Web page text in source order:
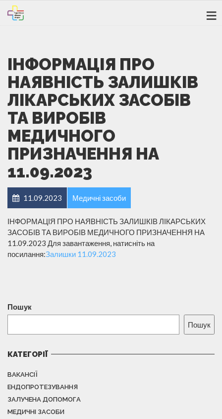
ІНФОРМАЦІЯ ПРО
НАЯВНІСТЬ ЗАЛИШКІВ
ЛІКАРСЬКИХ ЗАСОБІВ
ТА ВИРОБІВ
МЕДИЧНОГО
ПРИЗНАЧЕННЯ НА
11.09.2023
11.09.2023 Медичні засоби
ІНФОРМАЦІЯ ПРО НАЯВНІСТЬ ЗАЛИШКІВ ЛІКАРСЬКИХ
ЗАСОБІВ ТА ВИРОБІВ МЕДИЧНОГО ПРИЗНАЧЕННЯ НА
11.09.2023 Для завантаження, натисніть на
посилання:Залишки 11.09.2023
Пошук
Пошук
КАТЕГОРІЇ
ВАКАНСІЇ
ЕНДОПРОТЕЗУВАННЯ
ЗАЛУЧЕНА ДОПОМОГА
МЕДИЧНІ ЗАСОБИ